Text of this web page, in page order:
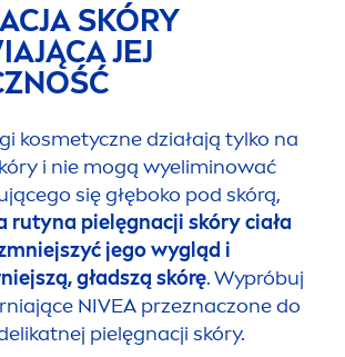
SKÓRY
JEJ
kosmetyczne działają tylko na
i nie mogą wyeliminować
się głęboko pod skórą,
rutyna pielęgnacji skóry ciała
jego wygląd i
gładszą skórę. Wypróbuj
NIVEA przeznaczone do
pielęgnacji skóry.